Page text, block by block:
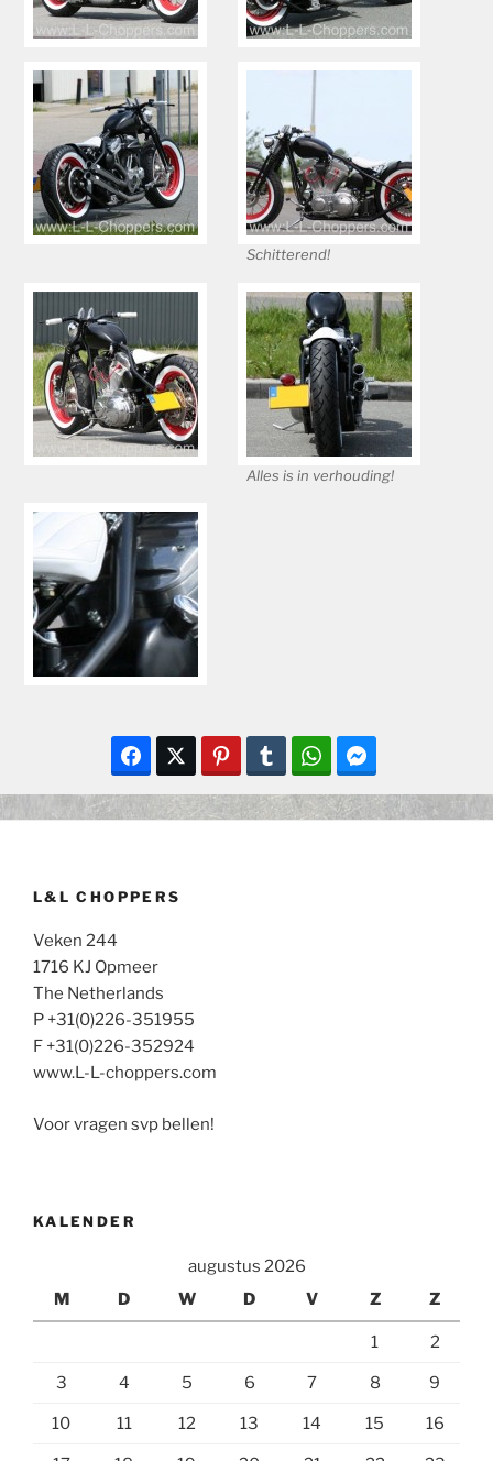
Schitterend!
Alles is in verhouding!
L&L CHOPPERS
Veken 244
1716 KJ Opmeer
The Netherlands
P +31(0)226-351955
F +31(0)226-352924
www.L-L-choppers.com
Voor vragen svp bellen!
KALENDER
augustus 2026
M
D W D V Z Z
1 2
3 4 5 6 7 8 9
10 11 12 13 14 15 16